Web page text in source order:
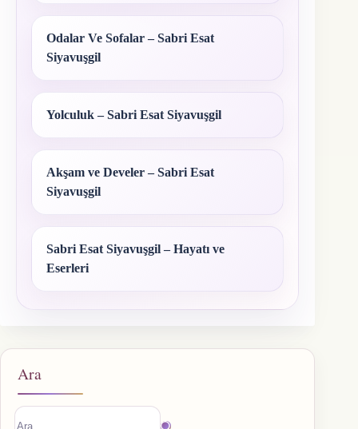
Odalar Ve Sofalar – Sabri Esat
Siyavuşgil
Yolculuk – Sabri Esat Siyavuşgil
Akşam ve Develer – Sabri Esat
Siyavuşgil
Sabri Esat Siyavuşgil – Hayatı ve
Eserleri
Ara